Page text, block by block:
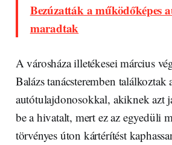
Bezúzatták a működőképes
maradtak
A városháza illetékesei március
Balázs tanácsteremben találkoztak
autótulajdonosokkal, akiknek azt
be a hivatalt, mert ez az egyedüli
törvényes úton kártérítést